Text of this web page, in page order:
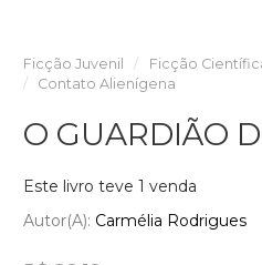
Ficção Juvenil
Ficção
Contato Alienígena
O GUARDIÃO
Este livro teve 1 venda
Autor(a): Carmélia Rodrigues